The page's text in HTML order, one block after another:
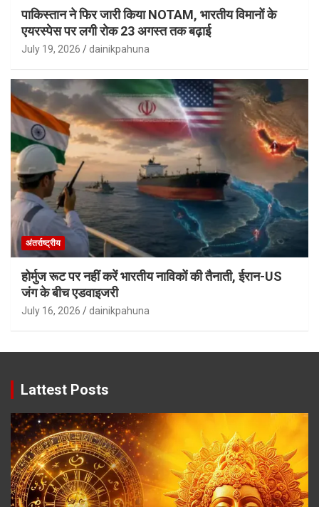
पाकिस्तान ने फिर जारी किया NOTAM, भारतीय विमानों के
एयरस्पेस पर लगी रोक 23 अगस्त तक बढ़ाई
July 19, 2026 dainikpahuna
अंतर्राष्ट्रीय
होर्मुज रूट पर नहीं करें भारतीय नाविकों की तैनाती, ईरान-US
जंग के बीच एडवाइजरी
July 16, 2026 dainikpahuna
Lattest Posts